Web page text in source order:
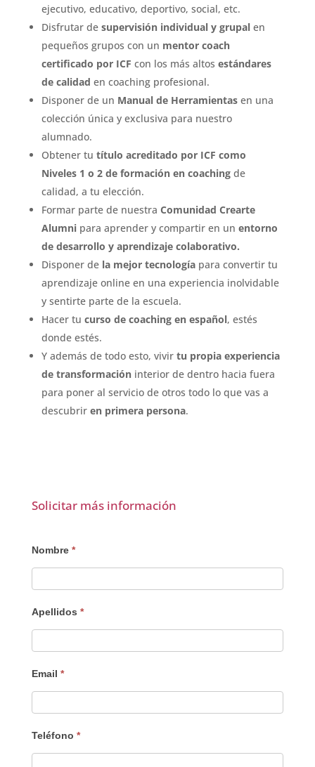
ejecutivo, educativo, deportivo, social, etc.
Disfrutar de supervisión individual y grupal en
pequeños grupos con un mentor coach
certificado por ICF con los más altos estándares
de calidad en coaching profesional.
Disponer de un Manual de Herramientasen una
colección única y exclusiva para nuestro
alumnado.
Obtener tu título acreditado por ICF como
Niveles 1 o 2 de formación en coachingde
calidad, a tu elección.
Formar parte de nuestra Comunidad Crearte
Alumnipara aprender y compartir en un entorno
de desarrollo y aprendizaje colaborativo.
Disponer de la mejor tecnologíapara convertir tu
aprendizaje online en una experiencia inolvidable
y sentirte parte de la escuela.
Hacer tu curso de coaching en español, estés
donde estés.
Y además de todo esto, vivir tu propia experiencia
de transformacióninterior de dentro hacia fuera
para poner al servicio de otros todo lo que vas a
descubrir en primera persona.
Solicitar más información
AUTO
-
programa
Nombre *
Apellidos *
Email *
Teléfono *